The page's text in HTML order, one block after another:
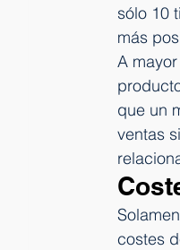
sólo 10
más
A
que un
ventas
costes